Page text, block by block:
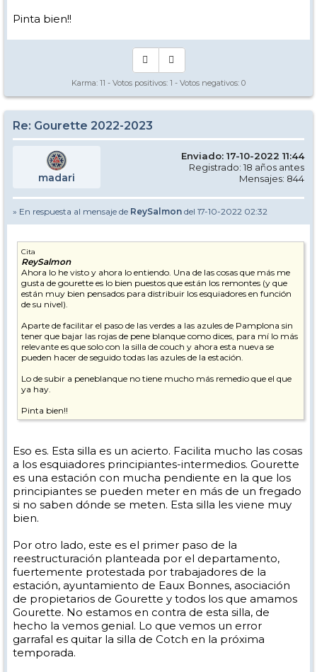
Pinta bien!!
Karma: 11 - Votos positivos: 1 - Votos negativos: 0
Re: Gourette 2022-2023
madari
Enviado: 17-10-2022 11:44
Registrado: 18 años antes
Mensajes: 844
» En respuesta al mensaje de ReySalmon del 17-10-2022 02:32
Cita
ReySalmon
Ahora lo he visto y ahora lo entiendo. Una de las cosas que más me
gusta de gourette es lo bien puestos que están los remontes (y que
están muy bien pensados para distribuir los esquiadores en función
de su nivel).
Aparte de facilitar el paso de las verdes a las azules de Pamplona sin
tener que bajar las rojas de pene blanque como dices, para mí lo más
relevante es que solo con la silla de couch y ahora esta nueva se
pueden hacer de seguido todas las azules de la estación.
Lo de subir a peneblanque no tiene mucho más remedio que el que
ya hay.
Pinta bien!!
Eso es. Esta silla es un acierto. Facilita mucho las cosas
a los esquiadores principiantes-intermedios. Gourette
es una estación con mucha pendiente en la que los
principiantes se pueden meter en más de un fregado
si no saben dónde se meten. Esta silla les viene muy
bien.
Por otro lado, este es el primer paso de la
reestructuración planteada por el departamento,
fuertemente protestada por trabajadores de la
estación, ayuntamiento de Eaux Bonnes, asociación
de propietarios de Gourette y todos los que amamos
Gourette. No estamos en contra de esta silla, de
hecho la vemos genial. Lo que vemos un error
garrafal es quitar la silla de Cotch en la próxima
temporada.